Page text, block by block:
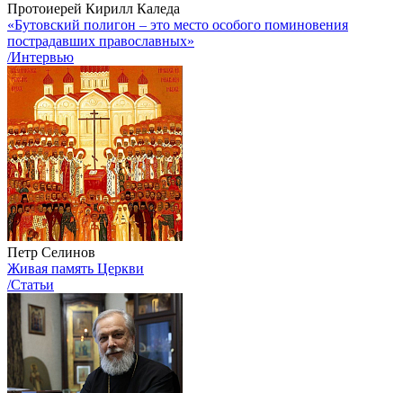
Протоиерей Кирилл Каледа
«Бутовский полигон – это место особого поминовения
пострадавших православных»
/Интервью
Петр Селинов
Живая память Церкви
/Статьи